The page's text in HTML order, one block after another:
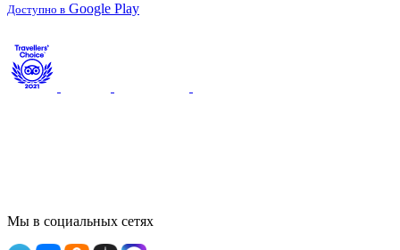
Доступно в Google Play
Мы в социальных сетях